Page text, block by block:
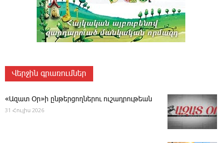
Վերջին գրառումներ
«Ազատ Օր»ի ընթերցողներու ուշադրութեան
31 Հուլիս 2026